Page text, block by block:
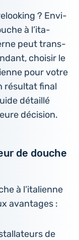
? Envi­
à l’i­ta­
peut trans­
choisir le
pour votre
résul­tat final
détaillé
décision.
de douche
à l’i­ta­lienne
avantages :
de